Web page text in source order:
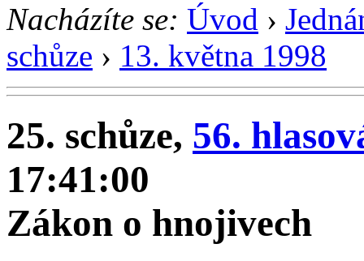
Nacházíte se: Úvod ›
schůze › 13. května 1998
25. schůze, 56.
17:41:00
Zákon o hnojivech